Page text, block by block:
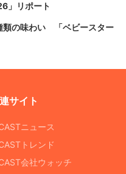
」リポート
類の味わい 「ベビースター
サイト
ニュース
トレンド
会社ウォッチ